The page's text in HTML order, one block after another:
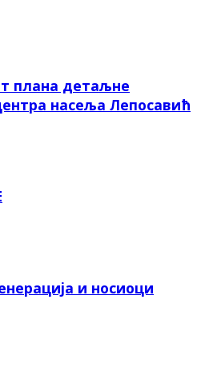
плана детаљне
насеља Лепосавић
и носиоци